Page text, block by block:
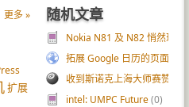
更多 »
扩展
随机文章
Nokia N81 及 N82 悄然现身
拓展 Google 日历的页面空间
收到斯诺克上海大师赛赞助商
intel: UMPC Future(0)